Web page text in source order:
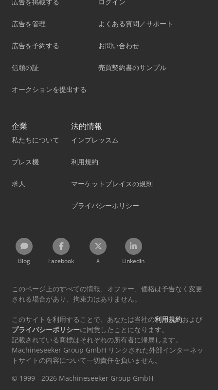
広告を管理
広告を予約する
信頼の証
オークションを提出する
よくある質問／サポート
お問い合わせ
売買契約書のサンプル
企業
私たちについて
プレス機
求人
法的情報
インプレッスム
利用規約
マーケットプレイスの規則
プライバシーポリシー
Blog Facebook X LinkedIn
このページ上のすべての情報、オファー、価格は予告なく変更
される場合があり、拘束力はありません。
このサイトを利用することで、あなたは当社の利用規約および
プライバシーポリシーに同意したことになります。
記載されている商標はそれぞれの所有者に帰属します。
Machineseeker Group GmbH リンクされた外部インターネッ
トサイトの内容について一切責任を負いません。
© 1999 - 2026 Machineseeker Group GmbH